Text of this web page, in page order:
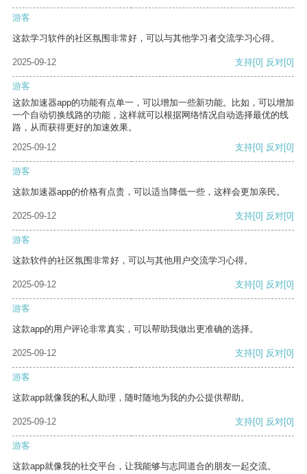
游客
这款学习软件的社区氛围非常好，可以与其他学习者交流学习心得。
2025-09-12 支持[0] 反对[0]
游客
这款加速器app的功能有点单一，可以增加一些新功能。比如，可以增加
一个自动切换线路的功能，这样就可以根据网络情况自动选择最优的线
路，从而获得更好的加速效果。
2025-09-12
支持[0] 反对[0]
游客
这款加速器app的价格有点贵，可以适当降低一些，这样会更加亲民。
2025-09-12 支持[0] 反对[0]
游客
这款软件的社区氛围非常好，可以与其他用户交流学习心得。
2025-09-12 支持[0] 反对[0]
游客
这款app的用户评论非常真实，可以帮助我做出更准确的选择。
2025-09-12 支持[0] 反对[0]
游客
这款app就像我的私人助理，随时随地为我的办公提供帮助。
2025-09-12 支持[0] 反对[0]
游客
这款app就像我的社交平台，让我能够与志同道合的朋友一起交流。